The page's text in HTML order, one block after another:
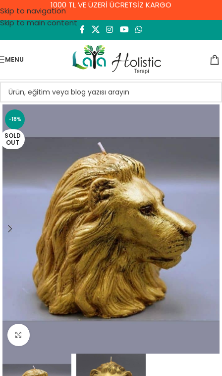
Skip to navigation
Skip to main content
1000 TL VE ÜZERİ ÜCRETSİZ KARGO
MENU
-18%
SOLD
OUT
Click to enlarge